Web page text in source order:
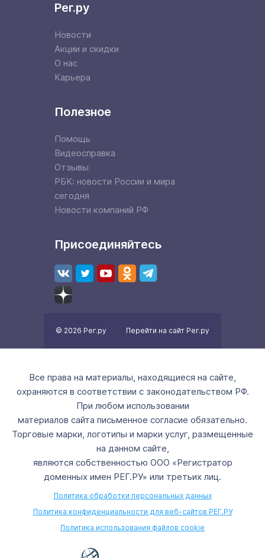
Рег.ру
Новости
Акции и скидки
О нас
Карьера
Полезное
Помощь
Видеосправка
Отзывы
РБК: новости России и мира
сегодня
Новости компаний РФ
Присоединяйтесь
© 2026 Рег.ру Перейти на сайт Рег.ру
Все права на материалы, находящиеся на сайте,
охраняются в соответствии с законодательством РФ.
При любом использовании
материалов сайта письменное согласие обязательно.
Торговые марки, логотипы и марки услуг, размещенные
на данном сайте,
являются собственностью ООО «Регистратор
доменных имен РЕГ.РУ» или третьих лиц.
Политика обработки персональных данных
Политика конфиденциальности для веб-сайтов РЕГ.РУ
Политика использования файлов cookie